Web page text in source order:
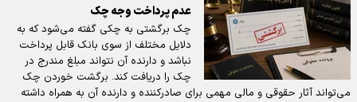
عدم پرداخت وجه چک
چک برگشتی به چکی گفته می‌شود که به
دلایل مختلف از سوی بانک قابل پرداخت
نباشد و دارنده آن نتواند مبلغ مندرج در
چک را دریافت کند. برگشت خوردن چک
می‌تواند آثار حقوقی و مالی مهمی برای صادرکننده و دارنده آن به همراه داشته